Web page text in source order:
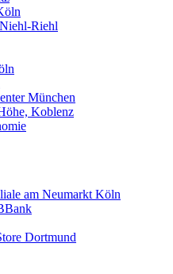
Riehl
München
Koblenz
Dortmund